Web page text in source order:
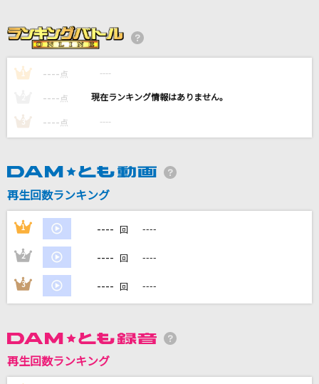
[生音]喝采
ちあきなおみ
いきものがかり
米津玄師
Five
嵐(アラシ)
1 ---- 点 ----
---- 点 ----
3 ---- 点 ----
再生回数ランキング
1 ---- 回 ----
2 ---- 回 ----
3 ---- 回 ----
再生回数ランキング